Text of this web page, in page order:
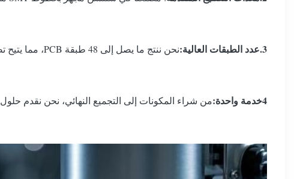
3
.عدد الطبقات العالية:نحن ننتج ما يصل إلى 48 طبقة PCB، مما يتيح تصميمات معقدة لأنظمة إدارة الطاقة.
4خدمة واحدة: من شراء المكونات إلى التجميع النهائي، نحن نقدم حلول PCBA شاملة.